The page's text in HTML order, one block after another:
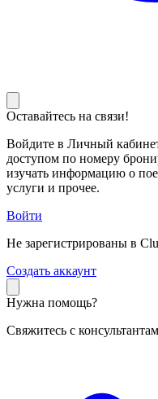
Оставайтесь на связи!
Войдите в Личный
доступом по номеру
изучать информацию о
услуги и прочее.
Войти
Не зарегистрированы в
Создать аккаунт
Нужна помощь?
Свяжитесь с